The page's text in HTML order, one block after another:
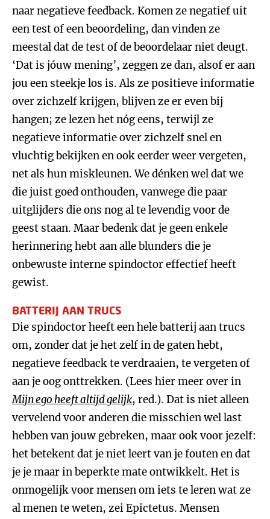
naar negatieve feedback. Komen ze negatief uit
een test of een beoordeling, dan vinden ze
meestal dat de test of de beoordelaar niet deugt.
‘Dat is jóuw mening’, zeggen ze dan, alsof er aan
jou een steekje los is. Als ze positieve informatie
over zichzelf krijgen, blijven ze er even bij
hangen; ze lezen het nóg eens, terwijl ze
negatieve informatie over zichzelf snel en
vluchtig bekijken en ook eerder weer vergeten,
net als hun miskleunen. We dénken wel dat we
die juist goed onthouden, vanwege die paar
uitglijders die ons nog al te levendig voor de
geest staan. Maar bedenk dat je geen enkele
herinnering hebt aan alle blunders die je
onbewuste interne spindoctor effectief heeft
gewist.
BATTERIJ AAN TRUCS
Die spindoctor heeft een hele batterij aan trucs
om, zonder dat je het zelf in de gaten hebt,
negatieve feedback te verdraaien, te vergeten of
aan je oog onttrekken. (Lees hier meer over in
Mijn ego heeft altijd gelijk, red.). Dat is niet alleen
vervelend voor anderen die misschien wel last
hebben van jouw gebreken, maar ook voor jezelf:
het betekent dat je niet leert van je fouten en dat
je je maar in beperkte mate ontwikkelt. Het is
onmogelijk voor mensen om iets te leren wat ze
al menen te weten, zei Epictetus. Mensen